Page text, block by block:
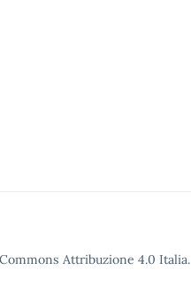
Attribuzione 4.0 Italia.